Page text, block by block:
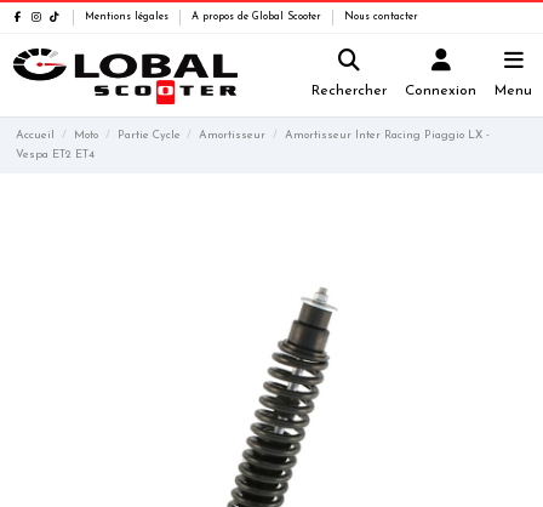
Mentions légales A propos de Global Scooter Nous contacter
Rechercher Connexion Menu
Accueil Moto Partie Cycle Amortisseur
Amortisseur Inter Racing Piaggio LX -
Vespa ET2 ET4